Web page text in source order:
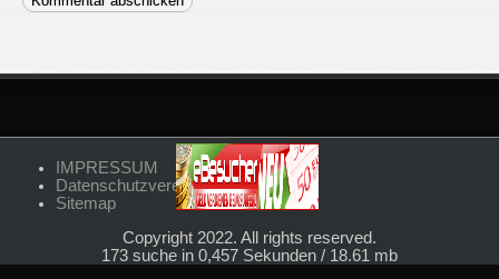
IMPRESSUM
Datenschutzvereinbarungen
Sitemap
Copyright 2022. All rights reserved.
173 suche in 0,457 Sekunden / 18.61 mb